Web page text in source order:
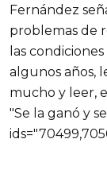
Fernández
problemas de
las
algunos años,
mucho y leer,
"Se la ganó y